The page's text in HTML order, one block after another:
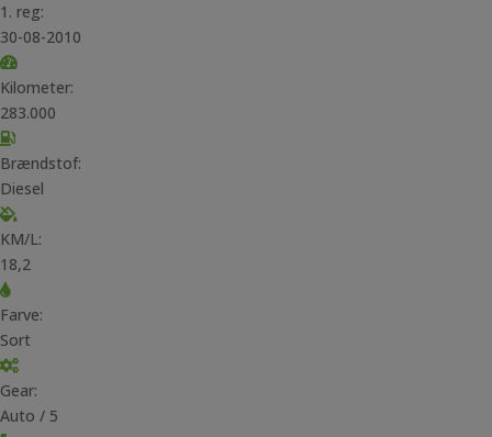
1. reg:
30-08-2010
Kilometer:
283.000
Brændstof:
Diesel
KM/L:
18,2
Farve:
Sort
Gear:
Auto / 5